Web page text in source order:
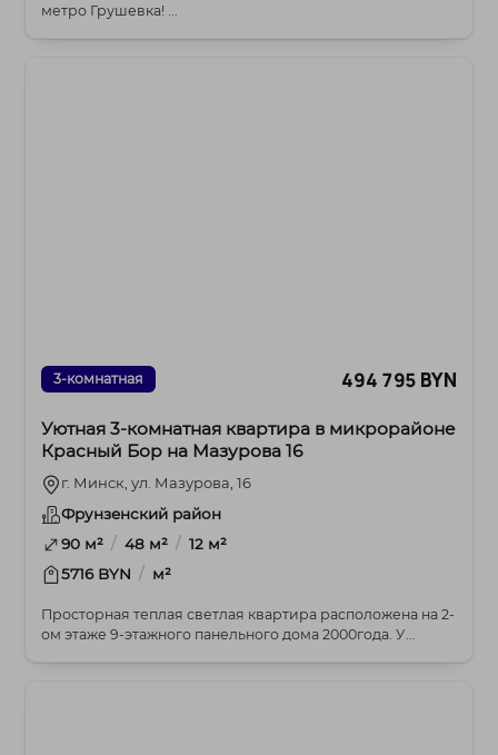
метро Грушевка! ...
3-комнатная 494 795 BYN
Уютная 3-комнатная квартира в микрорайоне
Красный Бор на Мазурова 16
г. Минск, ул. Мазурова, 16
Фрунзенский район
90 м² / 48 м² / 12 м²
5716 BYN / м²
Просторная теплая светлая квартира расположена на 2-
ом этаже 9-этажного панельного дома 2000года. У...